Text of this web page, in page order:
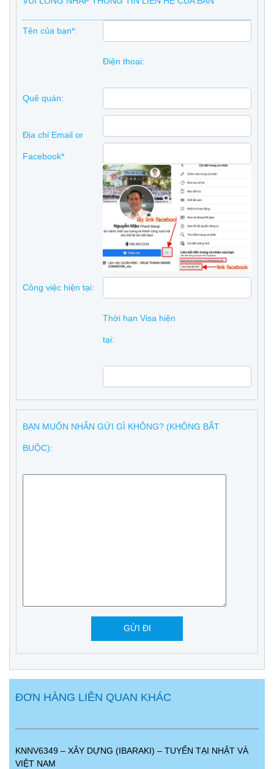
Tên của bạn*:
Điện thoại:
Quê quán:
Địa chỉ Email or
Facebook*
Công việc hiện tại:
Thời hạn Visa hiện
tại:
BẠN MUỐN NHẮN GỬI GÌ KHÔNG? (KHÔNG BẮT
BUỘC):
ĐƠN HÀNG LIÊN QUAN KHÁC
KNNV6349 – XÂY DỰNG (IBARAKI) – TUYỂN TẠI NHẬT VÀ
VIỆT NAM